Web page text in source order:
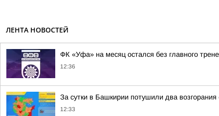
ЛЕНТА НОВОСТЕЙ
ФК «Уфа» на месяц остался без главного
12:36
За сутки в Башкирии потушили два возгорания
12:33